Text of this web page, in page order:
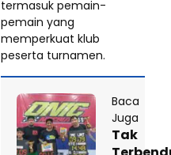
termasuk pemain-
pemain yang
memperkuat klub
peserta turnamen.
Baca
Juga
Tak